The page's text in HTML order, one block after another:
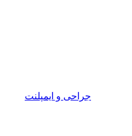
جراحی و ایمپلنت